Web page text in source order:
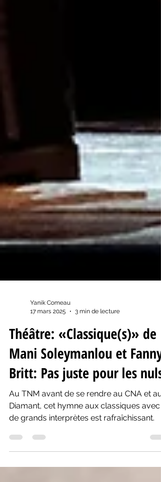
17 mars 2025
3 min de lecture
Théâtre: «Classique(s)» de
Mani Soleymanlou et Fanny
Britt: Pas juste pour les nuls!
Au TNM avant de se rendre au CNA et au
de grands interprètes est rafraîchissant.